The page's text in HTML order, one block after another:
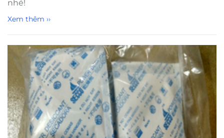
nhé!
Xem thêm ››